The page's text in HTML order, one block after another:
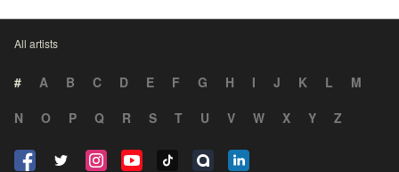
All artists
# A B C D E F G H I J K L
M
N
O P Q R S T U V W X Y Z